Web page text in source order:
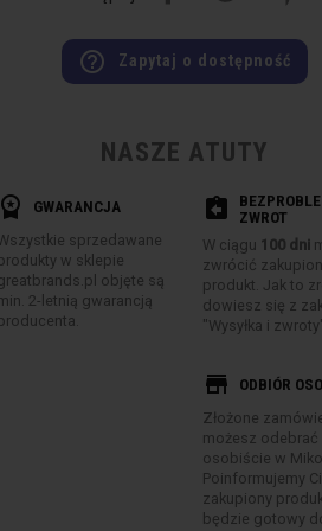
help_outline Zapytaj o dostępność
NASZE ATUTY
GWARANCJA
sprzedawane
w sklepie
objęte są
2-letnią gwarancją
assignment_return
ZWROT
W ciągu 100 dni
zwrócić
produkt. Jak to
dowiesz się z
"Wysyłka i
store ODBIÓR
Złożone
możesz odebrać
osobiście w
Poinformujemy
zakupiony
będzie gotowy